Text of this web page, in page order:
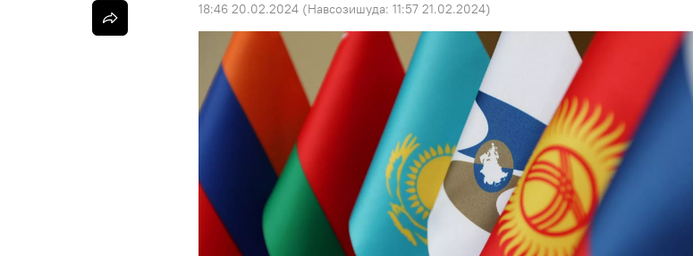
18:46 20.02.2024 (Навсозишуда: 11:57 21.02.2024)